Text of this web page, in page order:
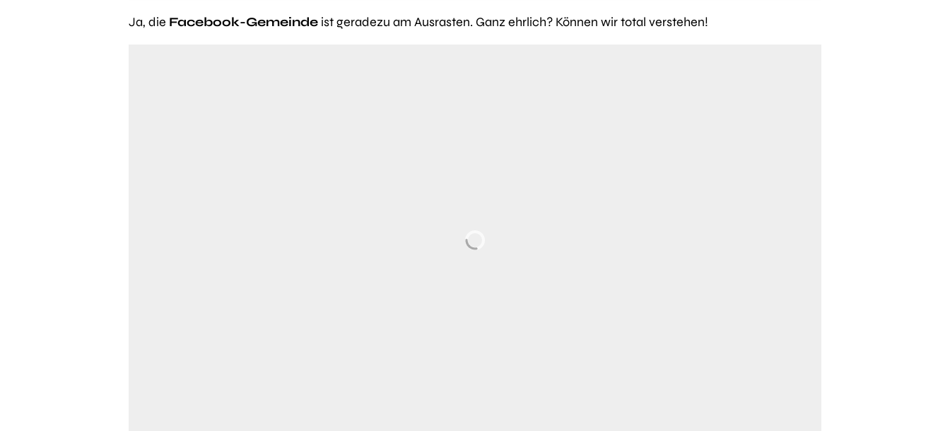
Ja, die Facebook-Gemeinde ist geradezu am Ausrasten. Ganz ehrlich? Können wir total verstehen!